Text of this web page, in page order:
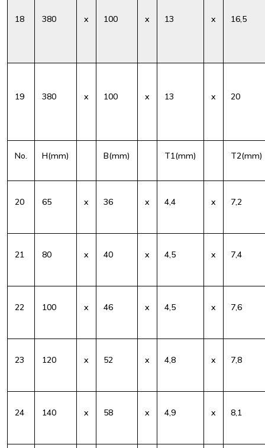
18 380 x 100 x 13 x 16,5
19 380 x 100 x 13 x 20
No. H(mm) B(mm) T1(mm) T2(mm)
20 65 x 36 x 4,4 x 7,2
21 80 x 40 x 4,5 x 7,4
22 100 x 46 x 4,5 x 7,6
23 120 x 52 x 4,8 x 7,8
24 140 x 58 x 4,9 x 8,1